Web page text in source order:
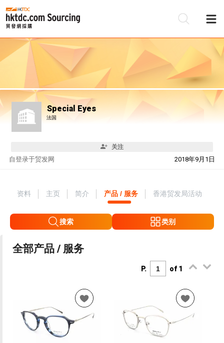
Special Eyes
法国
关注
自 2018年9月1日
登录于贸发网
资料 主页 简介 产品 / 服务 香港贸发局活动
搜索 类别
全部产品 / 服务
P. of 1